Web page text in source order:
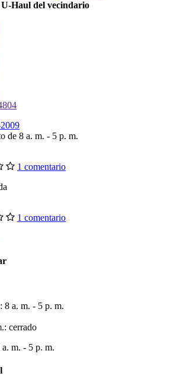
Haul del vecindario
de 8 a. m. - 5 p. m.
1 comentario
1 comentario
8 a. m. - 5 p. m.
cerrado
m. - 5 p. m.